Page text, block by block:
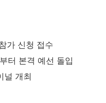
가 신청 접수
터 본격 예선 돌입
널 개최